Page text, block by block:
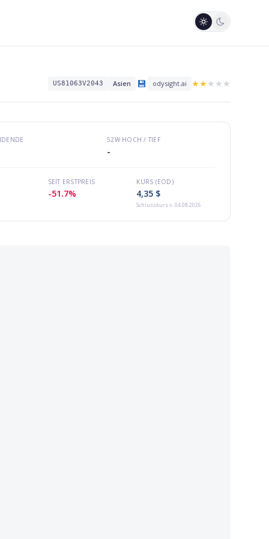
US81063V2043 Asien 💾 odysight.ai ★★★ ★ ★
52W HOCH / TIEF
-
SEIT ERSTPREIS
-51.7%
KURS (EOD)
4,35 $
Schlusskursv. 04.08.2026